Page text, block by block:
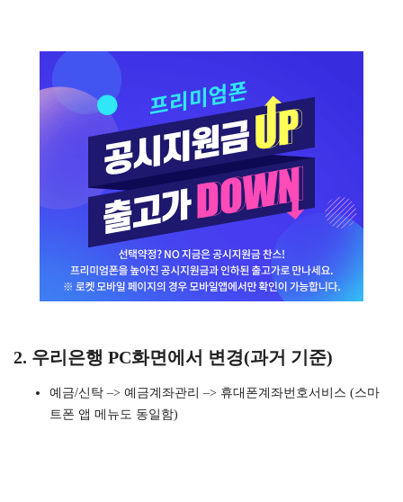
2. 우리은행 PC화면에서 변경(과거 기준)
예금/신탁 –> 예금계좌관리 –> 휴대폰계좌번호서비스 (스마
트폰 앱 메뉴도 동일함)